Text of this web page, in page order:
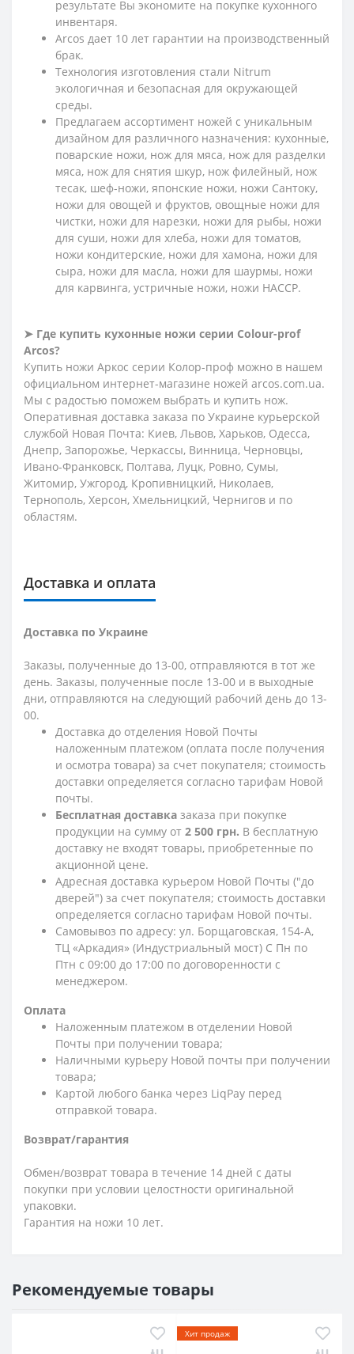
результате Вы экономите на покупке кухонного
инвентаря.
Arcos дает 10 лет гарантии на производственный
брак.
Технология изготовления стали Nitrum
экологичная и безопасная для окружающей
среды.
Предлагаем ассортимент ножей с уникальным
дизайном для различного назначения: кухонные,
поварские ножи, нож для мяса, нож для разделки
мяса, нож для снятия шкур, нож филейный, нож
тесак, шеф-ножи, японские ножи, ножи Сантоку,
ножи для овощей и фруктов, овощные ножи для
чистки, ножи для нарезки, ножи для рыбы, ножи
для суши, ножи для хлеба, ножи для томатов,
ножи кондитерские, ножи для хамона, ножи для
сыра, ножи для масла, ножи для шаурмы, ножи
для карвинга, устричные ножи, ножи HACCP.
➤ Где купить кухонные ножи серии Сolour-prof
Arcos?
Купить ножи Аркос серии Колор-проф можно в нашем
официальном интернет-магазине ножей arcos.com.ua.
Мы с радостью поможем выбрать и купить нож.
Оперативная доставка заказа по Украине курьерской
службой Новая Почта: Киев, Львов, Харьков, Одесса,
Днепр, Запорожье, Черкассы, Винница, Черновцы,
Ивано-Франковск, Полтава, Луцк, Ровно, Сумы,
Житомир, Ужгород, Кропивницкий, Николаев,
Тернополь, Херсон, Хмельницкий, Чернигов и по
областям.
Доставка и оплата
Доставка по Украине
Заказы, полученные до 13-00, отправляются в тот же
день. Заказы, полученные после 13-00 и в выходные
дни, отправляются на следующий рабочий день до 13-
00.
Доставка до отделения Новой Почты
наложенным платежом (оплата после получения
и осмотра товара) за счет покупателя; стоимость
доставки определяется согласно тарифам Новой
почты.
Бесплатная доставка заказа при покупке
продукции на сумму от 2 500 грн. В бесплатную
доставку не входят товары, приобретенные по
акционной цене.
Адресная доставка курьером Новой Почты ("до
дверей") за счет покупателя; стоимость доставки
определяется согласно тарифам Новой почты.
Самовывоз по адресу: ул. Борщаговская, 154-А,
ТЦ «Аркадия» (Индустриальный мост) С Пн по
Птн с 09:00 до 17:00 по договоренности с
менеджером.
Оплата
Наложенным платежом в отделении Новой
Почты при получении товара;
Наличными курьеру Новой почты при получении
товара;
Картой любого банка через LiqPay перед
отправкой товара.
Возврат/гарантия
Обмен/возврат товара в течение 14 дней с даты
покупки при условии целостности оригинальной
упаковки.
Гарантия на ножи 10 лет.
Рекомендуемые товары
Хит продаж